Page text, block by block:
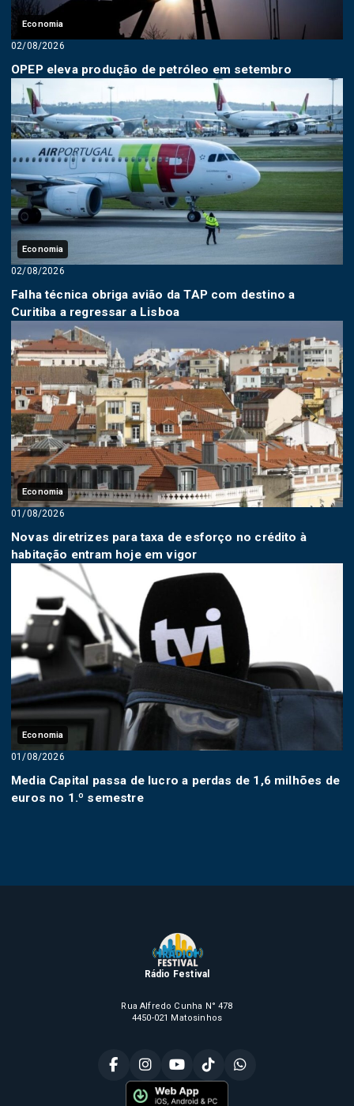
Economia
02/08/2026
OPEP eleva produção de petróleo em setembro
Economia
02/08/2026
Falha técnica obriga avião da TAP com destino a
Curitiba a regressar a Lisboa
Economia
01/08/2026
Novas diretrizes para taxa de esforço no crédito à
habitação entram hoje em vigor
Economia
01/08/2026
Media Capital passa de lucro a perdas de 1,6 milhões de
euros no 1.º semestre
Rádio Festival
Rua Alfredo Cunha N° 478
4450-021 Matosinhos